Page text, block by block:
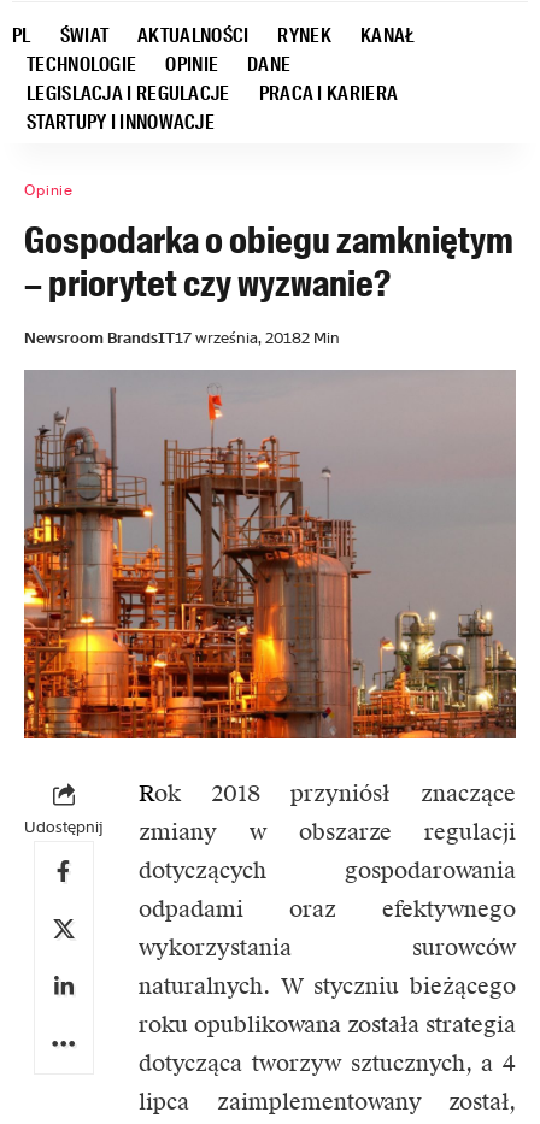
PL ŚWIAT AKTUALNOŚCI RYNEK
KANAŁ
TECHNOLOGIE
OPINIE
DANE
LEGISLACJA I REGULACJE
PRACA I KARIERA
STARTUPY I INNOWACJE
Opinie
Gospodarka o obiegu zamkniętym
– priorytet czy wyzwanie?
Newsroom BrandsIT17 września, 20182 Min
Udostępnij
Rok 2018 przyniósł znaczące
zmiany w obszarze regulacji
dotyczących gospodarowania
odpadami oraz efektywnego
wykorzystania surowców
naturalnych. W styczniu bieżącego
roku opublikowana została strategia
dotycząca tworzyw sztucznych, a 4
lipca zaimplementowany został,